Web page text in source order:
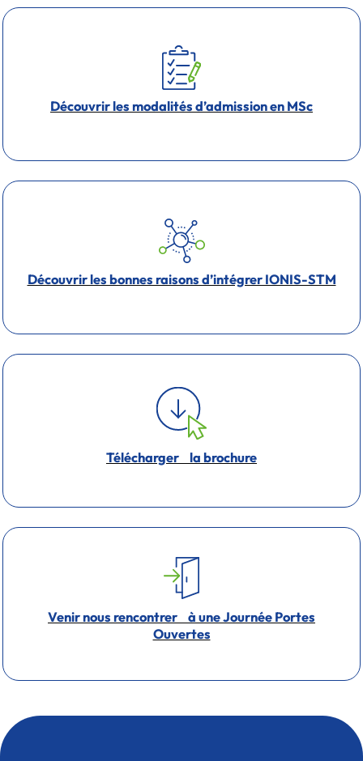
Découvrir les modalités d’admission en MSc
Découvrir les bonnes raisons d’intégrer IONIS-STM
Télécharger la brochure
Venir nous rencontrer à une Journée Portes
Ouvertes